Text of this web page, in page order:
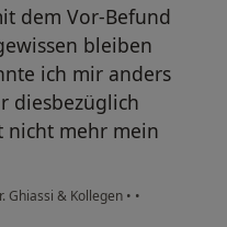
dem Vor-Befund
bleiben
ich mir anders
diesbezüglich
nicht mehr mein
Ghiassi & Kollegen • •